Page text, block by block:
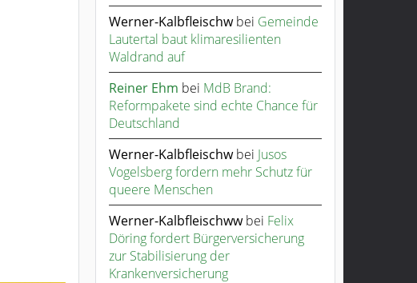
Werner-Kalbfleischwbei Gemeinde
Lautertal baut klimaresilienten
Waldrand auf
Reiner Ehm bei MdB Brand:
Reformpakete sind echte Chance für
Deutschland
Werner-Kalbfleischwbei Jusos
Vogelsberg fordern mehr Schutz für
queere Menschen
Werner-Kalbfleischwwbei Felix
Döring fordert Bürgerversicherung
zur Stabilisierung der
Krankenversicherung